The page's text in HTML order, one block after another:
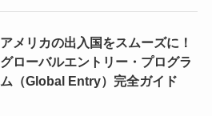
アメリカの出入国をスムーズに！
グローバルエントリー・プログラ
ム（Global Entry）完全ガイド